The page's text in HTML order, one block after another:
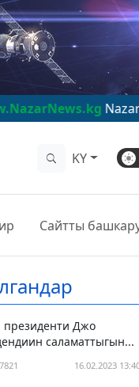
NazarNews - в
KY
Сайтты
Джо
саламаттыгын...
16.02.2023